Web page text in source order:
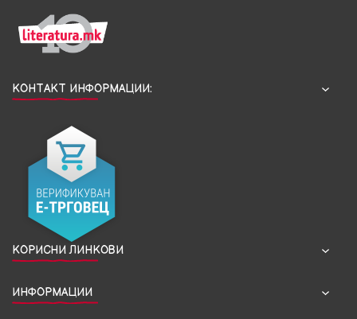
КОНТАКТ ИНФОРМАЦИИ:
КОРИСНИ ЛИНКОВИ
ИНФОРМАЦИИ